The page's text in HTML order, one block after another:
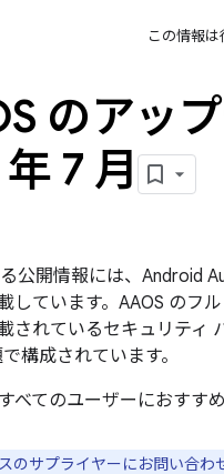
この情報
のアッ
7 月
公開情報には、Android
ています。AAOS のフル
されているセキュリティ
構成されています。
てのユーザーにおすすめ
サプライヤーにお問い合わ